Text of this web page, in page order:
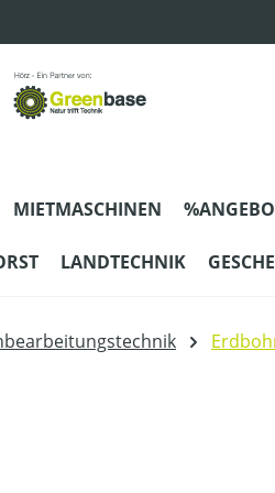
MIETMASCHINEN
LANDTECHNIK